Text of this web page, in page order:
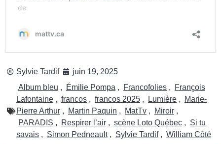
Sylvie Tardif
juin 19, 2025
Album bleu , Émilie Pompa , Francofolies ,
François
Lafontaine , francos , francos 2025 , Lumière ,
Marie-
Pierre Arthur , Martin Paquin , MatTv , Miroir ,
PARADIS , Respirer l’air , scène Loto Québec , Si tu
savais , Simon Pedneault , Sylvie Tardif , William Côté